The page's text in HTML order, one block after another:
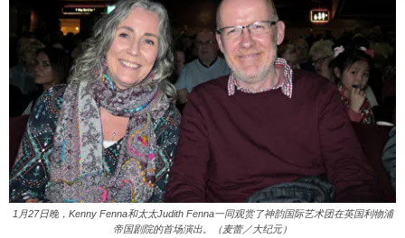
1月27日晚，Kenny Fenna和太太Judith Fenna一同观赏了神韵国际艺术团在英国利物浦
帝国剧院的首场演出。（麦蕾／大纪元）